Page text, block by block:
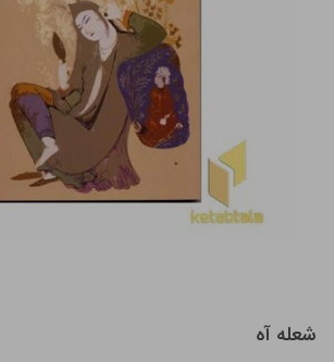
شعله آه